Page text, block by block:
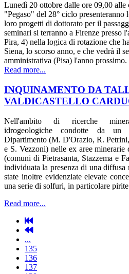
Lunedì 20 ottobre dalle ore 09,00 alle
"Pegaso" del 28° ciclo presenteranno
loro progetti di dottorato per il
seminari si terranno a Firenze presso
Pira, 4) nella logica di rotazione che
Siena, lo scorso anno, e che vedrà il
amministrativa (Pisa) l'anno prossimo.
Read more...
INQUINAMENTO DA
VALDICASTELLO
Nell'ambito di ricerche
idrogeologiche condotte da
Dipartimento (M. D'Orazio, R.
e S. Vezzoni) nelle ex aree
(comuni di Pietrasanta, Stazzema e
individuata la presenza di una
state inoltre evidenziate elevate
una serie di solfuri, in particolare
Read more...
...
135
136
137